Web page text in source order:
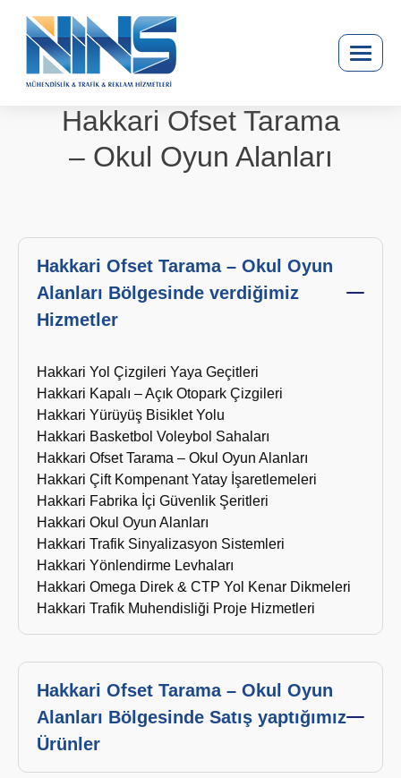
Hakkari Ofset Tarama
– Okul Oyun Alanları
Hakkari Ofset Tarama – Okul Oyun
Alanları Bölgesinde verdiğimiz
Hizmetler
Hakkari Yol Çizgileri Yaya Geçitleri
Hakkari Kapalı – Açık Otopark Çizgileri
Hakkari Yürüyüş Bisiklet Yolu
Hakkari Basketbol Voleybol Sahaları
Hakkari Ofset Tarama – Okul Oyun Alanları
Hakkari Çift Kompenant Yatay İşaretlemeleri
Hakkari Fabrika İçi Güvenlik Şeritleri
Hakkari Okul Oyun Alanları
Hakkari Trafik Sinyalizasyon Sistemleri
Hakkari Yönlendirme Levhaları
Hakkari Omega Direk & CTP Yol Kenar Dikmeleri
Hakkari Trafik Muhendisliği Proje Hizmetleri
Hakkari Ofset Tarama – Okul Oyun
Alanları Bölgesinde Satış yaptığımız
Ürünler